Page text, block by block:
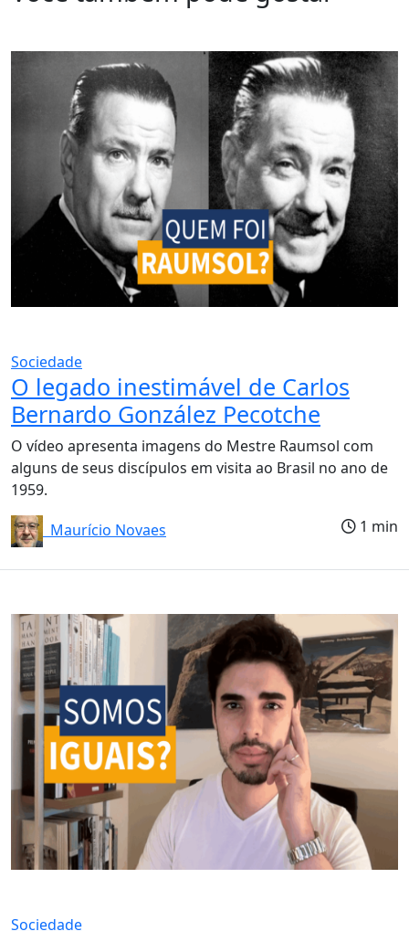
Sociedade
O legado inestimável de Carlos
Bernardo González Pecotche
O vídeo apresenta imagens do Mestre Raumsol com
alguns de seus discípulos em visita ao Brasil no ano de
1959.
Maurício Novaes
1 min
Sociedade